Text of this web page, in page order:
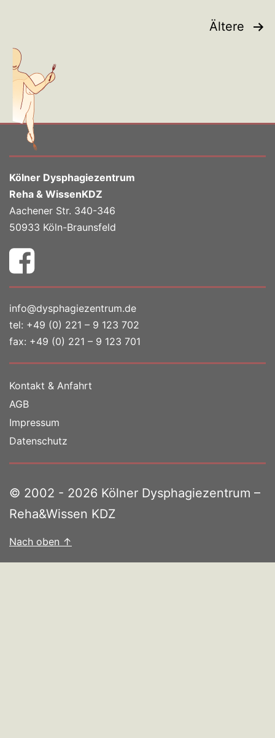
der
Beiträge
Ältere
Kölner Dysphagiezentrum
Reha & WissenKDZ
Aachener Str. 340-346
50933 Köln-Braunsfeld
info@dysphagiezentrum.de
tel: +49 (0) 221 – 9 123 702
fax: +49 (0) 221 – 9 123 701
Kontakt & Anfahrt
AGB
Impressum
Datenschutz
© 2002 - 2026 Kölner Dysphagiezentrum –
Reha&Wissen KDZ
Nach oben ↑